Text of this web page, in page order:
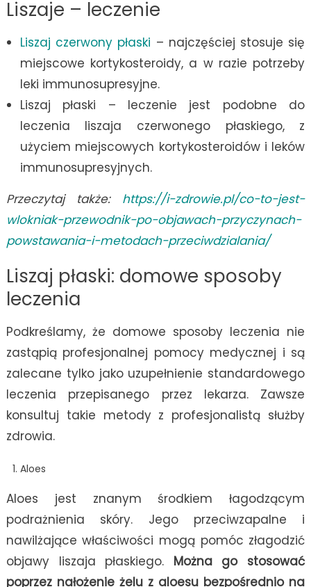
Liszaje – leczenie
Liszaj czerwony płaski – najczęściej stosuje się
miejscowe kortykosteroidy, a w razie potrzeby
leki immunosupresyjne.
Liszaj płaski – leczenie jest podobne do
leczenia liszaja czerwonego płaskiego, z
użyciem miejscowych kortykosteroidów i leków
immunosupresyjnych.
Przeczytaj także: https://i-zdrowie.pl/co-to-jest-
wlokniak-przewodnik-po-objawach-przyczynach-
powstawania-i-metodach-przeciwdzialania/
Liszaj płaski: domowe sposoby
leczenia
Podkreślamy, że domowe sposoby leczenia nie
zastąpią profesjonalnej pomocy medycznej i są
zalecane tylko jako uzupełnienie standardowego
leczenia przepisanego przez lekarza. Zawsze
konsultuj takie metody z profesjonalistą służby
zdrowia.
Aloes
Aloes jest znanym środkiem łagodzącym
podrażnienia skóry. Jego przeciwzapalne i
nawilżające właściwości mogą pomóc złagodzić
objawy liszaja płaskiego. Można go stosować
poprzez nałożenie żelu z aloesu bezpośrednio na